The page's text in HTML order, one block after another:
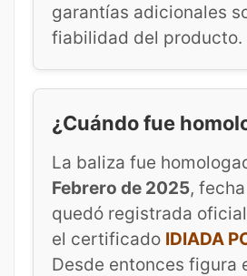
garantías adicionales
fiabilidad del producto.
¿Cuándo fue
La baliza fue
Febrero de 2025,
quedó registrada
el certificado IDIADA
Desde entonces figura